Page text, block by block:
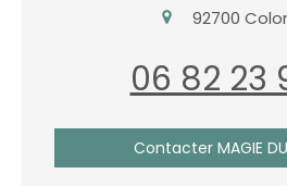
92700
06 82 23
Contacter MAGIE